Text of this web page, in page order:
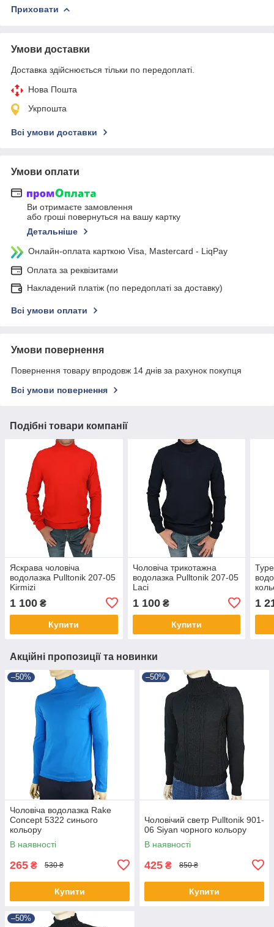
Приховати
Умови доставки
Доставка здійснюється тільки по передоплаті.
Нова Пошта
Укрпошта
Всі умови доставки
Умови оплати
Ви отримаєте замовлення
або гроші повернуться на вашу картку
Детальніше
Онлайн-оплата карткою Visa, Mastercard - LiqPay
Оплата за реквізитами
Накладений платіж (по передоплаті за доставку)
Всі умови оплати
Умови повернення
Повернення товару впродовж 14 днів за рахунок покупця
Всі умови повернення
Подібні товари компанії
Яскрава чоловіча
водолазка Pulltonik 207-05
Kirmizi
1 100 ₴
Купити
Чоловіча трикотажна
водолазка Pulltonik 207-05
Laci
1 100₴
Купити
1
Акційні пропозиції та новинки
–50%
Чоловіча водолазка Rake
Concept 5322 синього
кольору
В наявності
265 ₴ 530 ₴
Купити
–50%
Чоловічий светр Pulltonik 901-
06 Siyan чорного кольору
В наявності
425 ₴ 850 ₴
Купити
–50%